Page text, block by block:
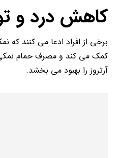
کاهش درد و
برخی از افراد ادعا می کنند
کمک می کند و مصرف حمام نمکی
آرتروز را بهبود می بخشد.